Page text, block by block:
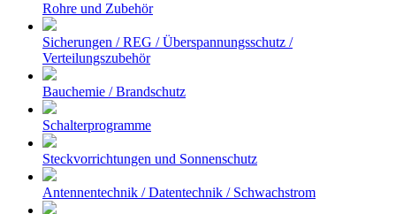
Rohre und Zubehör
Sicherungen / REG / Überspannungsschutz /
Verteilungszubehör
Bauchemie / Brandschutz
Schalterprogramme
Steckvorrichtungen und Sonnenschutz
Antennentechnik / Datentechnik / Schwachstrom